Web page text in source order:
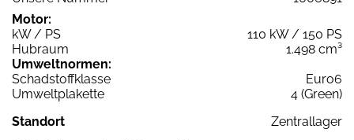
Motor:
kW / PS
110 kW / 150 PS
Hubraum
1.498 cm³
Umweltnormen:
Schadstoffklasse
Euro6
Umweltplakette
4 (Green)
Standort
Zentrallager